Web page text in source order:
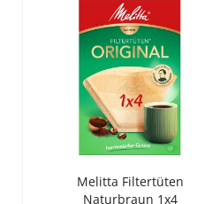
Melitta Filtertüten
Naturbraun 1x4